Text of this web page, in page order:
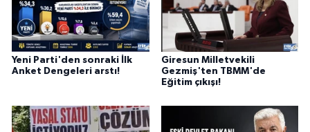
Yeni Parti'den sonraki İlk
Anket Dengeleri arstı!
Giresun Milletvekili
Gezmiş'ten TBMM'de
Eğitim çıkışı!